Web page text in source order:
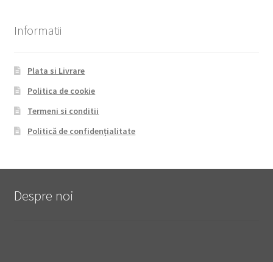
Informatii
Plata si Livrare
Politica de cookie
Termeni si conditii
Politică de confidențialitate
Despre noi